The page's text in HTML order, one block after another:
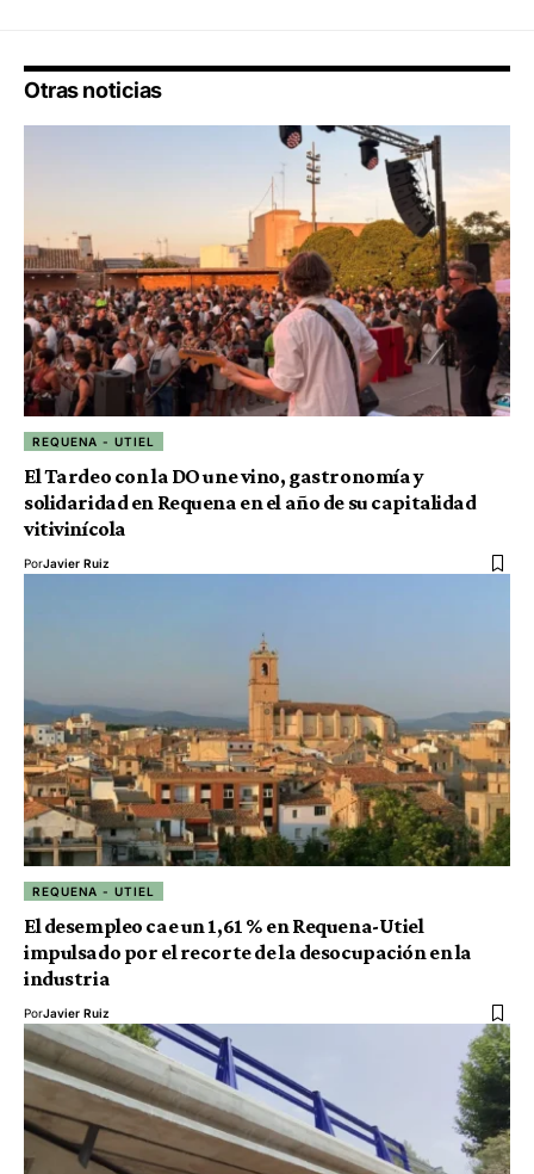
Otras noticias
REQUENA - UTIEL
El Tardeo con la DO une vino, gastronomía y
solidaridad en Requena en el año de su capitalidad
vitivinícola
PorJavier Ruiz
REQUENA - UTIEL
El desempleo cae un 1,61 % en Requena-Utiel
impulsado por el recorte de la desocupación en la
industria
PorJavier Ruiz